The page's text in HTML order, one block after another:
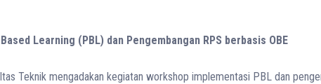
Learning (PBL) dan Pengembangan RPS berbasis OBE
Teknik mengadakan kegiatan workshop implementasi PBL dan